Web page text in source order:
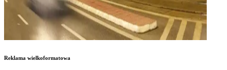
Reklama wielkoformatowa